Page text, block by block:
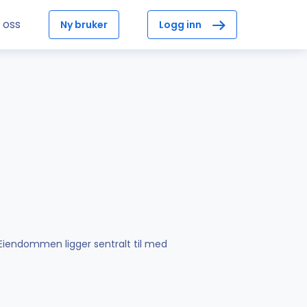
Ny bruker Logg inn
ligger sentralt til med